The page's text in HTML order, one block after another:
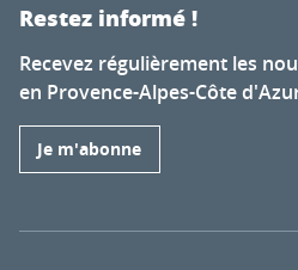
Restez informé !
Recevez régulièrement les
en Provence-Alpes-Côte
Je m'abonne